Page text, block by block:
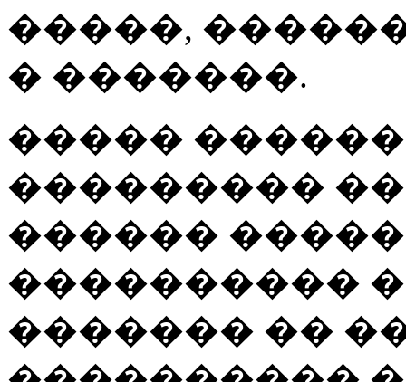
�����,
� �������.
�����
���������
������
����������
������� ��